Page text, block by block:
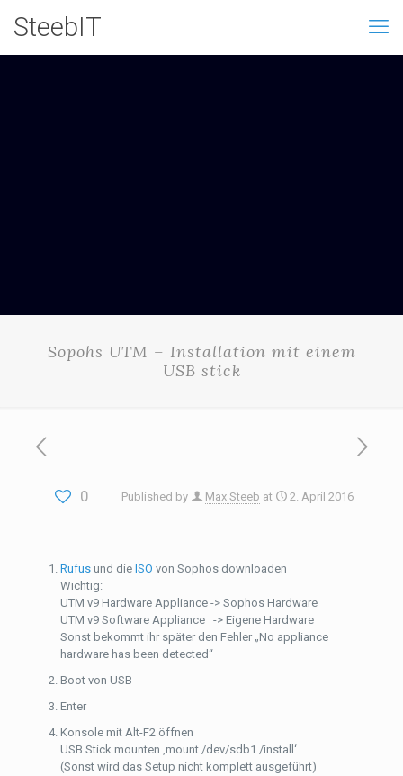
SteebIT
Sopohs UTM – Installation mit einem
USB stick
0 Published by Max Steeb at 2. April 2016
Rufus und die ISO von Sophos downloaden
Wichtig:
UTM v9 Hardware Appliance -> Sophos Hardware
UTM v9 Software Appliance -> Eigene Hardware
Sonst bekommt ihr später den Fehler „No appliance
hardware has been detected“
Boot von USB
Enter
Konsole mit Alt-F2 öffnen
USB Stick mounten ‚mount /dev/sdb1 /install‘
(Sonst wird das Setup nicht komplett ausgeführt)